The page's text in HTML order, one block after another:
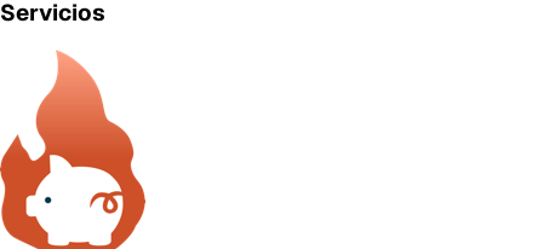
Servicios